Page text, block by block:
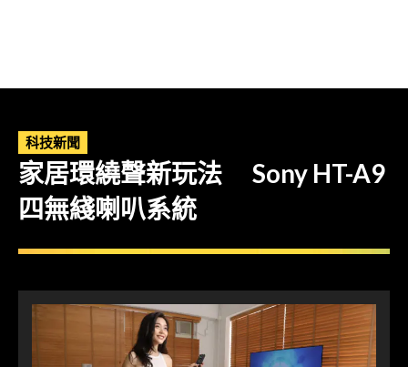
科技新聞
家居環繞聲新玩法 Sony HT-A9
四無綫喇叭系統